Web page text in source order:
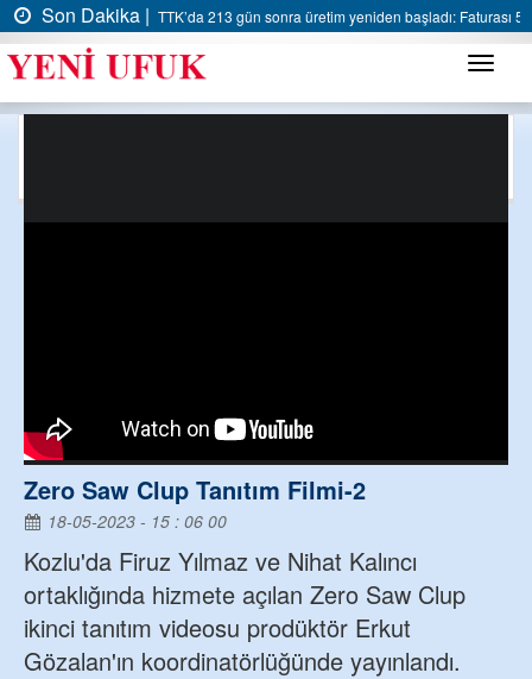
Son Dakika | TTK’da 213 gün sonra üretim yeniden başladı: Faturası 5
Menü
Zero Saw Clup Tanıtım Filmi-2
18-05-2023 - 15 : 06 00
Kozlu'da Firuz Yılmaz ve Nihat Kalıncı
ortaklığında hizmete açılan Zero Saw Clup
ikinci tanıtım videosu prodüktör Erkut
Gözalan'ın koordinatörlüğünde yayınlandı.